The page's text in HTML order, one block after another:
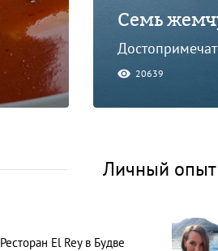
Семь
20639
Личный опыт
Ресторан El Rey в Будве